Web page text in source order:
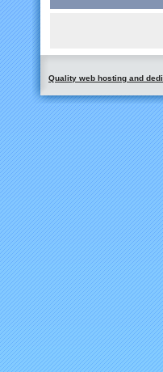
Quality web hosting and